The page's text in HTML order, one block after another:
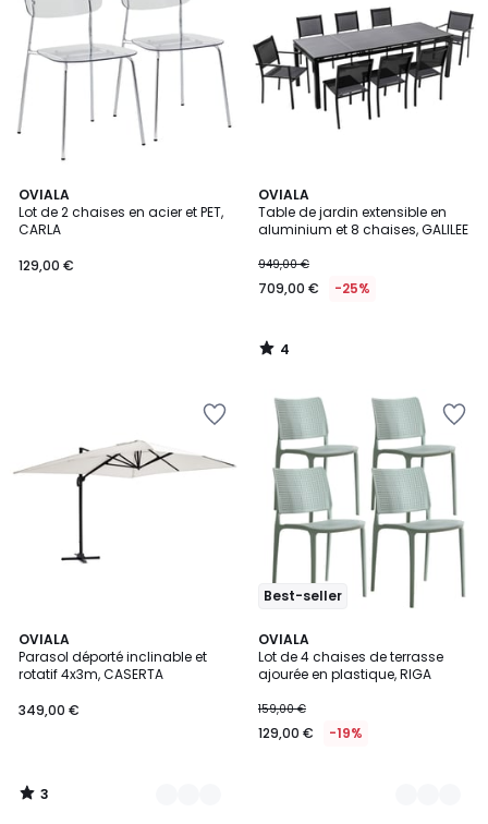
OVIALA
Lot de 2 chaises en acier et PET,
CARLA
129,00 €
OVIALA
Table de jardin extensible en
aluminium et 8 chaises, GALILEE
949,00 €
709,00 € -25%
4
/
5
4
/
OVIALA
Parasol déporté inclinable et
rotatif 4x3m, CASERTA
349,00 €
3
/
5
3
Couleurs
3
/
Best-seller
OVIALA
Lot de 4 chaises de terrasse
ajourée en plastique, RIGA
159,00 €
129,00 € -19%
3
Couleurs